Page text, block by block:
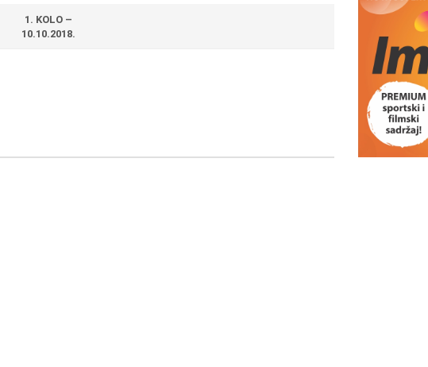
1. KOLO –
10.10.2018.